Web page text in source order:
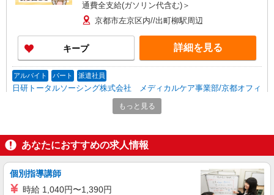
通費全支給(ガソリン代含む)＞
京都市左京区内//出町柳駅周辺
キープ 詳細を見る
アルバイト パート 派遣社員
日研トータルソーシング株式会社 メディカルケア事業部/京都オフィ
看護助手（ナースエイド）
幅は経験・能力による
京都府京都市左京区 【最寄駅】出町柳駅
詳細を見る
もっと見る
あなたにおすすめの求人情報
個別指導講師
時給 1,040円〜1,390円